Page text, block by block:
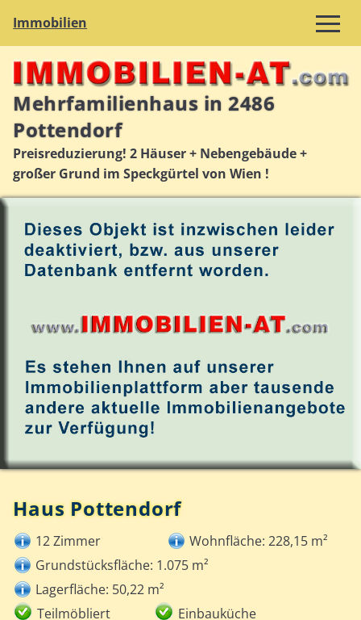
Immobilien
Mehrfamilienhaus in 2486
Pottendorf
Preisreduzierung! 2 Häuser + Nebengebäude +
großer Grund im Speckgürtel von Wien !
Haus Pottendorf
12 Zimmer
Wohnfläche: 228,15 m²
Grundstücksfläche: 1.075 m²
Lagerfläche: 50,22 m²
Teilmöbliert
Einbauküche